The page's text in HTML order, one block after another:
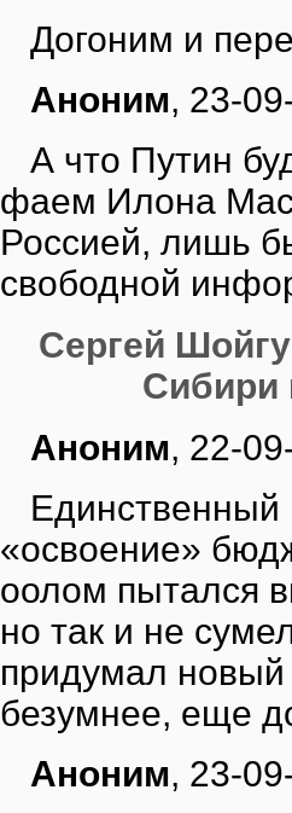
Догоним и
Аноним, 23-
А что Путин
фаем Илона
Россией, лишь
свободной
Сергей
Сибири
Аноним, 22-
Единственный
«освоение»
оолом пытался
но так и не
придумал
безумнее, еще
Аноним, 23-